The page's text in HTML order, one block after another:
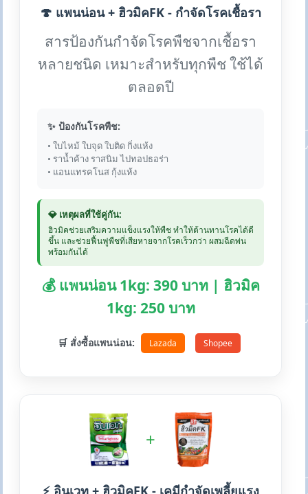
🍄 แพนน่อน + ฮิวมิคFK - กำจัดโรคเชื้อรา
สารป้องกันกำจัดโรคพืชจากเชื้อรา
หลายชนิด เหมาะสำหรับทุกพืช ใช้ได้
ตลอดปี
✨ ป้องกันโรคพืช:
• ใบไหม้ ใบจุด ใบติด กิ่งแห้ง
• ราน้ำค้าง ราสนิม ไปทอปธอร่า
• แอนแทรคโนส กุ้งแห้ง
💎 เหตุผลที่ใช้คู่กัน:
ฮิวมิคช่วยเสริมความแข็งแรงให้พืช ทำให้ต้านทานโรคได้ดี
ขึ้น และช่วยฟื้นฟูพืชที่เสียหายจากโรคเร็วกว่า ผสมฉีดพ่น
พร้อมกันได้
💰 แพนน่อน 1kg: 390 บาท | ฮิวมิค
1kg: 250 บาท
🛒 สั่งซื้อแพนน่อน: Lazada Shopee
+
⚡ อินเวท + ฮิวมิคFK - เคมีกำจัดเพลี้ยแรง